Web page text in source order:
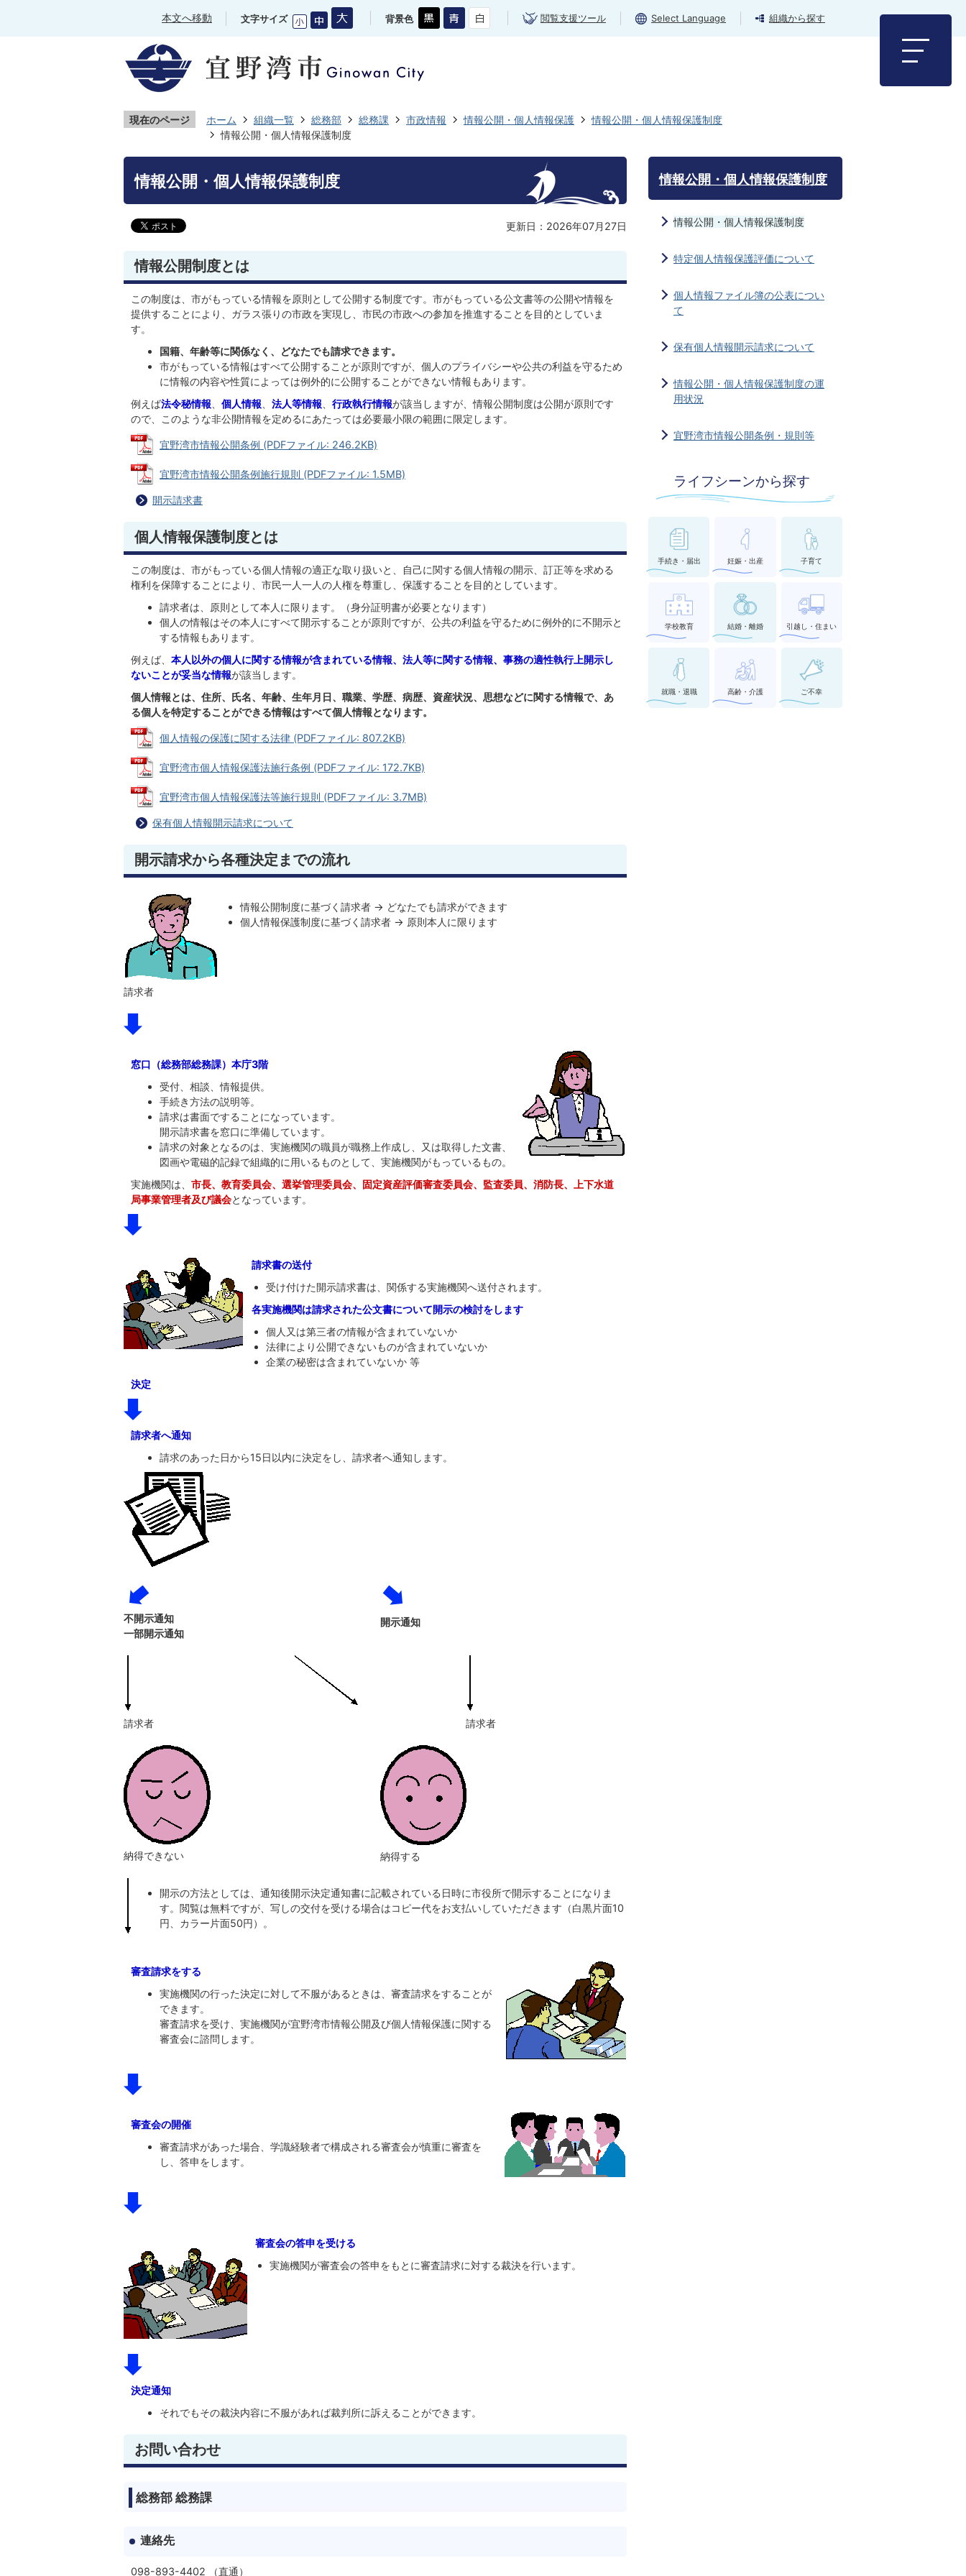
本文へ移動 文字サイズ 背景色 閲覧支援ツール Select Language 組織から探す
現在のページ ホーム 組織一覧 総務部 総務課 市政情報 情報公開・個人情報保護
情報公開・個人情報保護制度
情報公開・個人情報保護制度
情報公開・個人情報保護制度
更新日：2026年07月27日
情報公開制度とは
この制度は、市がもっている情報を原則として公開する制度です。市がもっている公文書等の公開や情報を
提供することにより、ガラス張りの市政を実現し、市民の市政への参加を推進することを目的としていま
す。
国籍、年齢等に関係なく、どなたでも請求できます。
市がもっている情報はすべて公開することが原則ですが、個人のプライバシーや公共の利益を守るため
に情報の内容や性質によっては例外的に公開することができない情報もあります。
例えば法令秘情報 個人情報 法人等情報 行政執行情報が該当しますが、情報公開制度は公開が原則です
ので、このような非公開情報を定めるにあたっては必要最小限の範囲に限定します。
宜野湾市情報公開条例 (PDFファイル: 246.2KB)
宜野湾市情報公開条例施行規則 (PDFファイル: 1.5MB)
開示請求書
個人情報保護制度とは
この制度は、市がもっている個人情報の適正な取り扱いと、自己に関する個人情報の開示、訂正等を求める
権利を保障することにより、市民一人一人の人権を尊重し、保護することを目的としています。
請求者は、原則として本人に限ります。（身分証明書が必要となります）
個人の情報はその本人にすべて開示することが原則ですが、公共の利益を守るために例外的に不開示と
する情報もあります。
例えば、 本人以外の個人に関する情報が含まれている情報、 法人等に関する情報、事務の適性執行上開示し
ないことが妥当な情報が該当します。
個人情報とは、住所、氏名、年齢、生年月日、職業、学歴、病歴、資産状況、思想などに関する情報で、あ
る個人を特定することができる情報はすべて個人情報となります。
個人情報の保護に関する法律 (PDFファイル: 807.2KB)
宜野湾市個人情報保護法施行条例 (PDFファイル: 172.7KB)
宜野湾市個人情報保護法等施行規則 (PDFファイル: 3.7MB)
保有個人情報開示請求について
開示請求から各種決定までの流れ
請求者
情報公開制度に基づく請求者 → どなたでも請求ができます
個人情報保護制度に基づく請求者 → 原則本人に限ります
窓口（総務部総務課）本庁3階
受付、相談、情報提供。
手続き方法の説明等。
請求は書面ですることになっています。
開示請求書を窓口に準備しています。
請求の対象となるのは、実施機関の職員が職務上作成し、又は取得した文書、
図画や電磁的記録で組織的に用いるものとして、実施機関がもっているもの。
実施機関は、 市長、教育委員会、選挙管理委員会、固定資産評価審査委員会、監査委員、消防長、上下水道
局事業管理者及び議会となっています。
請求書の送付
受け付けた開示請求書は、関係する実施機関へ送付されます。
各実施機関は請求された公文書について開示の検討をします
個人又は第三者の情報が含まれていないか
法律により公開できないものが含まれていないか
企業の秘密は含まれていないか 等
決定
請求者へ通知
請求のあった日から15日以内に決定をし、請求者へ通知します。
不開示通知
一部開示通知
開示通知
請求者 請求者
納得できない 納得する
開示の方法としては、通知後開示決定通知書に記載されている日時に市役所で開示することになりま
す。閲覧は無料ですが、写しの交付を受ける場合はコピー代をお支払いしていただきます（白黒片面10
円、カラー片面50円）。
審査請求をする
実施機関の行った決定に対して不服があるときは、審査請求をすることが
できます。
審査請求を受け、実施機関が宜野湾市情報公開及び個人情報保護に関する
審査会に諮問します。
審査会の開催
審査請求があった場合、学識経験者で構成される審査会が慎重に審査を
し、答申をします。
審査会の答申を受ける
実施機関が審査会の答申をもとに審査請求に対する裁決を行います。
決定通知
それでもその裁決内容に不服があれば裁判所に訴えることができます。
お問い合わせ
総務部 総務課
連絡先
098-893-4402 （直通）
情報公開・個人情報保護制度
情報公開・個人情報保護制度
特定個人情報保護評価について
個人情報ファイル簿の公表につい
て
保有個人情報開示請求について
情報公開・個人情報保護制度の運
用状況
宜野湾市情報公開条例・規則等
ライフシーンから探す
手続き・届出 妊娠・出産 子育て
学校教育 結婚・離婚 引越し・住まい
就職・退職 高齢・介護 ご不幸